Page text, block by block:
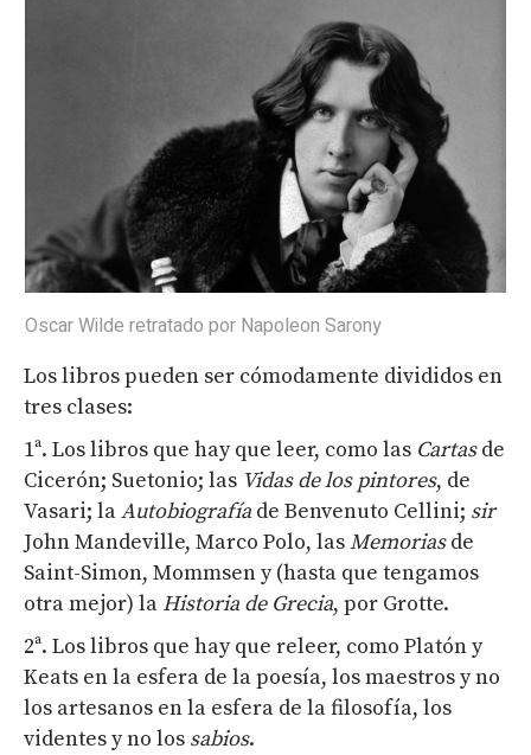
Oscar Wilde retratado por Napoleon Sarony
Los libros pueden ser cómodamente divididos en
tres clases:
1ª. Los libros que hay que leer, como las Cartasde
Cicerón; Suetonio; las Vidas de los pintores, de
Vasari; laAutobiografía de Benvenuto Cellini; sir
John Mandeville, Marco Polo, lasMemoriasde
Saint-Simon, Mommsen y (hasta que tengamos
otra mejor) la Historia de Grecia, por Grotte.
2ª. Los libros que hay que releer, como Platón y
Keats en la esfera de la poesía, los maestros y no
los artesanos en la esfera de la filosofía, los
videntes y no los sabios.